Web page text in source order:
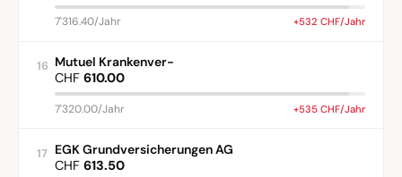
7'316.40/Jahr +532 CHF/Jahr
16 Mutuel Krankenver-
CHF 610.00
7'320.00/Jahr +535 CHF/Jahr
17 EGK Grundversicherungen AG
CHF 613.50